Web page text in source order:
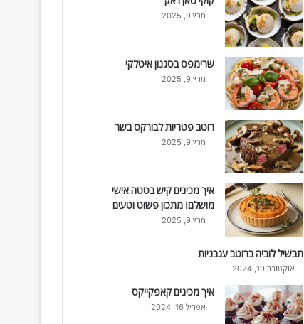
מרץ 9, 2025
שרימפס בסגנון איטלקי
מרץ 9, 2025
רוטב פטריות לבורקס בשר
מרץ 9, 2025
איך מכינים קיש בטטה אישי
מושלם! מתכון פשוט וטעים
מרץ 9, 2025
תבשיל לוביה ברוטב עגבניות
אוקטובר 19, 2024
איך מכינים קאפקייקס
אפריל 16, 2024